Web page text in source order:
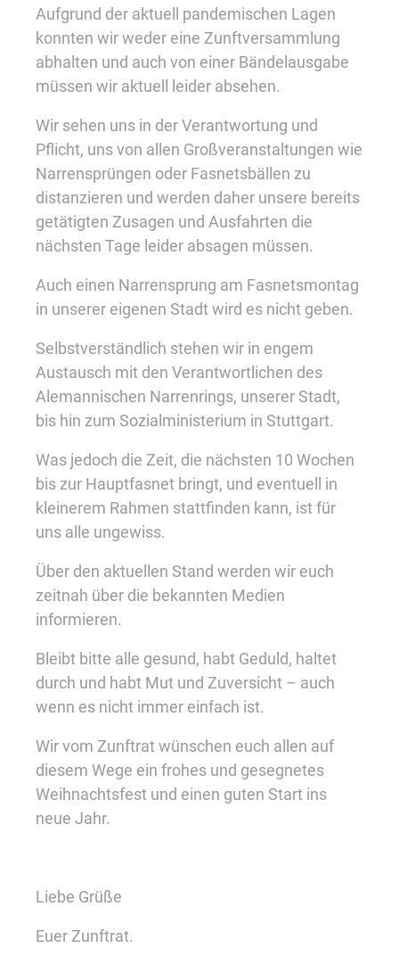
Aufgrund der aktuell pandemischen Lagen
konnten wir weder eine Zunftversammlung
abhalten und auch von einer Bändelausgabe
müssen wir aktuell leider absehen.
Wir sehen uns in der Verantwortung und
Pflicht, uns von allen Großveranstaltungen wie
Narrensprüngen oder Fasnetsbällen zu
distanzieren und werden daher unsere bereits
getätigten Zusagen und Ausfahrten die
nächsten Tage leider absagen müssen.
Auch einen Narrensprung am Fasnetsmontag
in unserer eigenen Stadt wird es nicht geben.
Selbstverständlich stehen wir in engem
Austausch mit den Verantwortlichen des
Alemannischen Narrenrings, unserer Stadt,
bis hin zum Sozialministerium in Stuttgart.
Was jedoch die Zeit, die nächsten 10 Wochen
bis zur Hauptfasnet bringt, und eventuell in
kleinerem Rahmen stattfinden kann, ist für
uns alle ungewiss.
Über den aktuellen Stand werden wir euch
zeitnah über die bekannten Medien
informieren.
Bleibt bitte alle gesund, habt Geduld, haltet
durch und habt Mut und Zuversicht – auch
wenn es nicht immer einfach ist.
Wir vom Zunftrat wünschen euch allen auf
diesem Wege ein frohes und gesegnetes
Weihnachtsfest und einen guten Start ins
neue Jahr.
Liebe Grüße
Euer Zunftrat.